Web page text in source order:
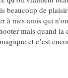
beaucoup de
à mes amis qui
mais quand la
et c’est